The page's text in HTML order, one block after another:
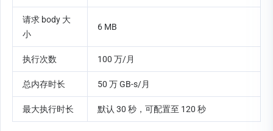
请求 body 大
小
6 MB
执行次数 100 万/月
总内存时长 50 万 GB-s/月
最大执行时长 默认 30 秒，可配置至 120 秒